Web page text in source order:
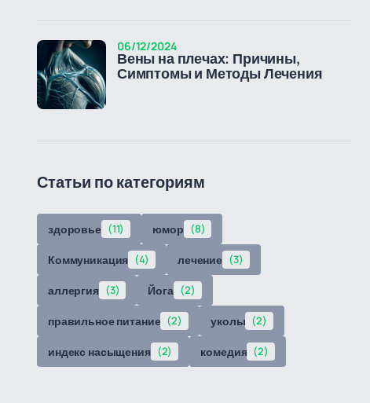
Вены на плечах: Причины,
Симптомы и Методы Лечения
06/12/2024
Статьи по категориям
здоровье (11) юмор (8)
Коммуникация (4) лечение (3)
аллергия (3) Йога (2)
правильное питание (2) уколы (2)
индекс насыщения (2) комедия (2)